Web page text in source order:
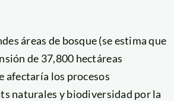
áreas de bosque (se estima que
de 37,800 hectáreas
afectaría los procesos
naturales y biodiversidad por la